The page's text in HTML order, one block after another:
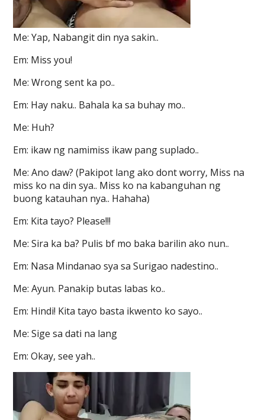
Me: Yap, Nabangit din nya sakin..
Em: Miss you!
Me: Wrong sent ka po..
Em: Hay naku.. Bahala ka sa buhay mo..
Me: Huh?
Em: ikaw ng namimiss ikaw pang suplado..
Me: Ano daw? (Pakipot lang ako dont worry, Miss na
miss ko na din sya.. Miss ko na kabanguhan ng
buong katauhan nya.. Hahaha)
Em: Kita tayo? Please!!!
Me: Sira ka ba? Pulis bf mo baka barilin ako nun..
Em: Nasa Mindanao sya sa Surigao nadestino..
Me: Ayun. Panakip butas labas ko..
Em: Hindi! Kita tayo basta ikwento ko sayo..
Me: Sige sa dati na lang
Em: Okay, see yah..